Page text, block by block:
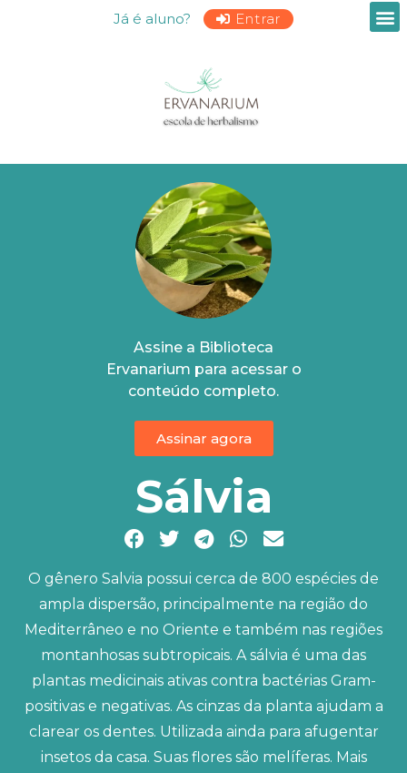
Já é aluno? Entrar
Sálvia
O gênero Salvia possui cerca de 800 espécies de
ampla dispersão, principalmente na região do
Mediterrâneo e no Oriente e também nas regiões
montanhosas subtropicais. A sálvia é uma das
plantas medicinais ativas contra bactérias Gram-
positivas e negativas. As cinzas da planta ajudam a
clarear os dentes. Utilizada ainda para afugentar
insetos da casa. Suas flores são melíferas. Mais
Assine a Biblioteca
Ervanarium para acessar o
conteúdo completo.
Assinar agora